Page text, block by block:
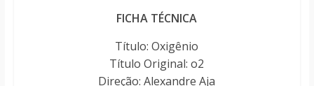
FICHA TÉCNICA
Título: Oxigênio
Título Original: o2
Direção: Alexandre Aja